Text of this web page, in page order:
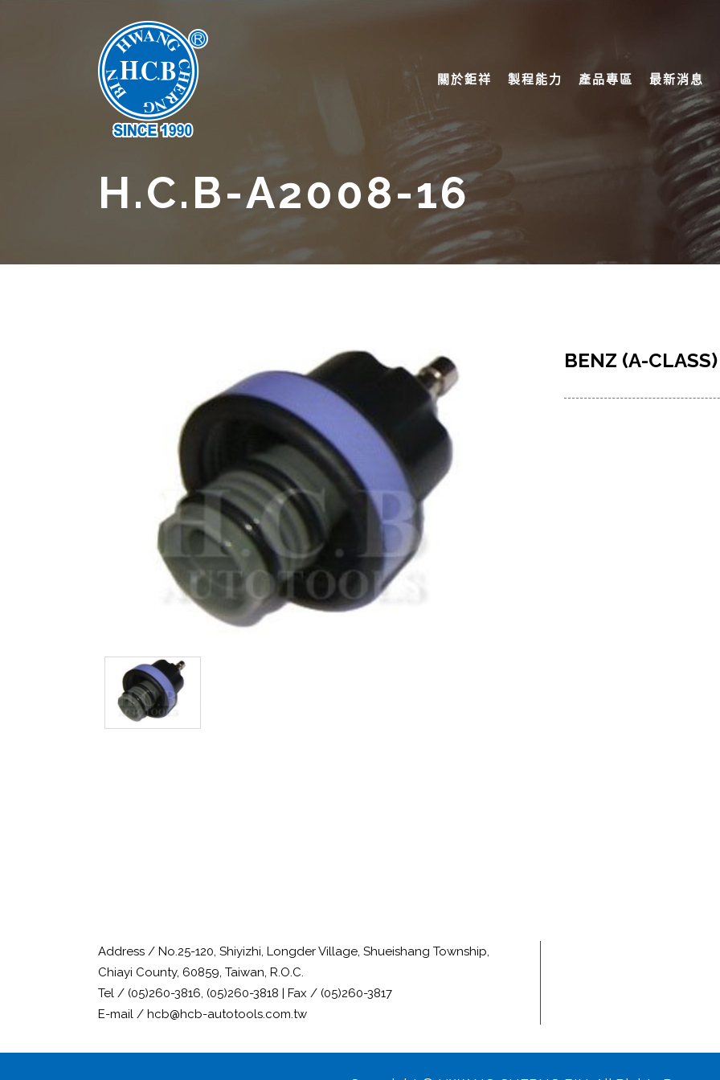
關於鉅祥 製程能力 產品專區 最新消息
H.C.B-A2008-16
BENZ (A-
Address / No.25-120, Shiyizhi, Longder Village, Shueishang Township,
Chiayi County, 60859, Taiwan, R.O.C.
Tel / (05)260-3816, (05)260-3818 | Fax / (05)260-3817
E-mail / hcb@hcb-autotools.com.tw